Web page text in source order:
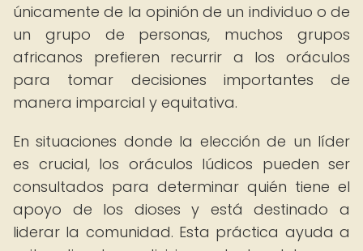
únicamente de la opinión de un individuo o de
un grupo de personas, muchos grupos
africanos prefieren recurrir a los oráculos
para tomar decisiones importantes de
manera imparcial y equitativa.
En situaciones donde la elección de un líder
es crucial, los oráculos lúdicos pueden ser
consultados para determinar quién tiene el
apoyo de los dioses y está destinado a
liderar la comunidad. Esta práctica ayuda a